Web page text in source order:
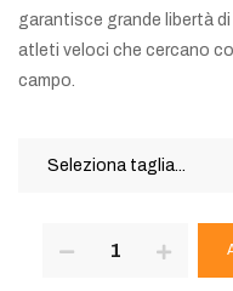
garantisce grande libertà
atleti veloci che cercano
campo.